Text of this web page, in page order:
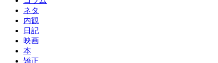
ネタ
内観
日記
映画
本
矯正